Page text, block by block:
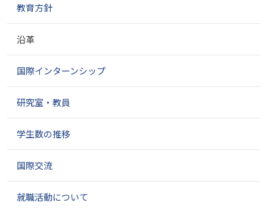
教育方針
沿革
国際インターンシップ
研究室・教員
学生数の推移
国際交流
就職活動について